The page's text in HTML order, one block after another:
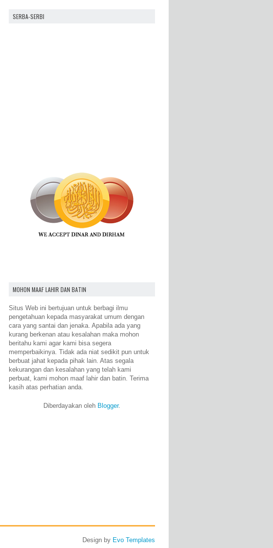
SERBA-SERBI
MOHON MAAF LAHIR DAN BATIN
Situs Web ini bertujuan untuk berbagi ilmu
pengetahuan kepada masyarakat umum dengan
cara yang santai dan jenaka. Apabila ada yang
kurang berkenan atau kesalahan maka mohon
beritahu kami agar kami bisa segera
memperbaikinya. Tidak ada niat sedikit pun untuk
berbuat jahat kepada pihak lain. Atas segala
kekurangan dan kesalahan yang telah kami
perbuat, kami mohon maaf lahir dan batin. Terima
kasih atas perhatian anda.
Diberdayakan oleh Blogger.
Design by Evo Templates